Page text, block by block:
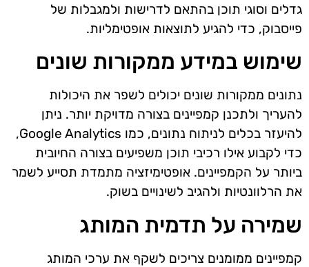
גדלים וסוגי תוכן בהתאם לדרישות ולמגבלות של
פייסבוק, כדי להגיע לתוצאות אופטימליות.
שימוש במידע ממקורות שונים
נתונים ממקורות שונים יכולים לשפר את היכולות
להעריך ולתכנן קמפיינים בצורה מדויקת יותר. ניתן
להיעזר בכלים לניתוח נתונים, כמו Google Analytics,
כדי לקבוע אילו רכיבי תוכן משפיעים בצורה החיובית
ביותר על הקמפיינים. אופטימיזציה מתמדת תסייע לשמר
את הרלוונטיות ולהגיב לשינויים בשוק.
שמירה על תדמית המותג
קמפיינים ממומנים צריכים לשקף את ערכי המותג